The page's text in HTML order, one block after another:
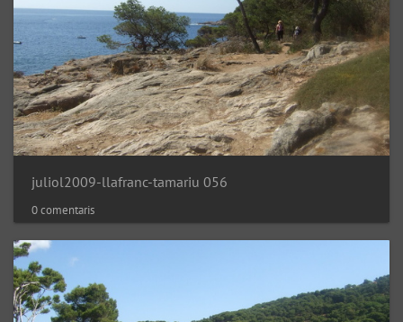
juliol2009-llafranc-tamariu 056
0 comentaris